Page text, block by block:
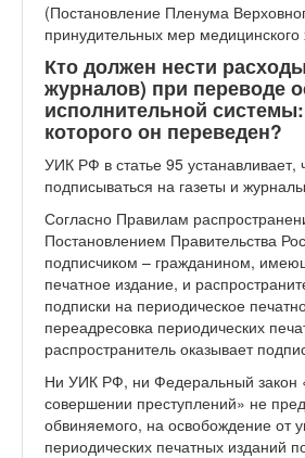
(Постановление Пленума
принудительных мер медицинского
Кто должен нести
журналов) при переводе
исполнительной
которого он переведен?
УИК РФ в статье 95
подписываться на газеты и
Согласно Правилам
Постановлением Правительства
подписчиком – гражданином,
печатное издание, и
подписки на периодическое
переадресовка периодических
распространитель оказывает
Ни УИК РФ, ни Федеральный закон
совершении преступлений» не
обвиняемого, на освобождение от
периодических печатных изданий